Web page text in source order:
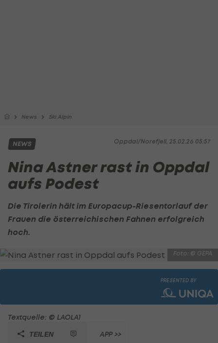
News Ski Alpin
Oppdal/Norefjell, 25.02.26 05:57
NEWS
Nina Astner rast in Oppdal
aufs Podest
Die Tirolerin hält im Europacup-Riesentorlauf der
Frauen die österreichischen Fahnen erfolgreich
hoch.
Foto: © GEPA
PRESENTED BY
Textquelle: © LAOLA1
TEILEN APP >>